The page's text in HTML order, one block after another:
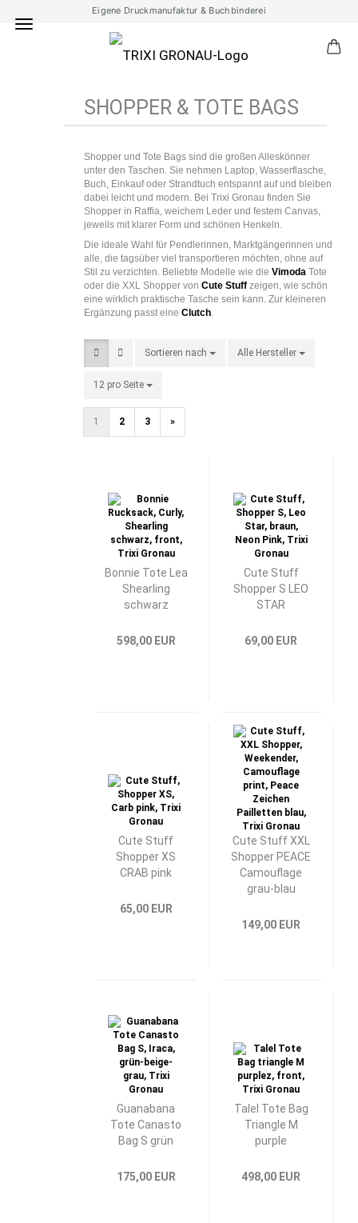
Eigene Druckmanufaktur & Buchbinderei
SHOPPER & TOTE BAGS
Shopper und Tote Bags sind die großen Alleskönner
unter den Taschen. Sie nehmen Laptop, Wasserflasche,
Buch, Einkauf oder Strandtuch entspannt auf und bleiben
dabei leicht und modern. Bei Trixi Gronau finden Sie
Shopper in Raffia, weichem Leder und festem Canvas,
jeweils mit klarer Form und schönen Henkeln.
Die ideale Wahl für Pendlerinnen, Marktgängerinnen und
alle, die tagsüber viel transportieren möchten, ohne auf
Stil zu verzichten. Beliebte Modelle wie dieVimoda Tote
oder die XXL Shopper vonCute Stuff zeigen, wie schön
eine wirklich praktische Tasche sein kann. Zur kleineren
Ergänzung passt eineClutch.
Sortieren nach
Sortieren nach Alle Hersteller
pro Seite
12 pro Seite
pro Seite
1 2 3 »
Bonnie Tote Lea
Shearling
schwarz
598,00 EUR
Cute Stuff
Shopper S LEO
STAR
69,00 EUR
Cute Stuff
Shopper XS
CRAB pink
65,00 EUR
Cute Stuff XXL
Shopper PEACE
Camouflage
grau-blau
149,00 EUR
Guanabana
Tote Canasto
Bag S grün
175,00 EUR
Talel Tote Bag
Triangle M
purple
498,00 EUR